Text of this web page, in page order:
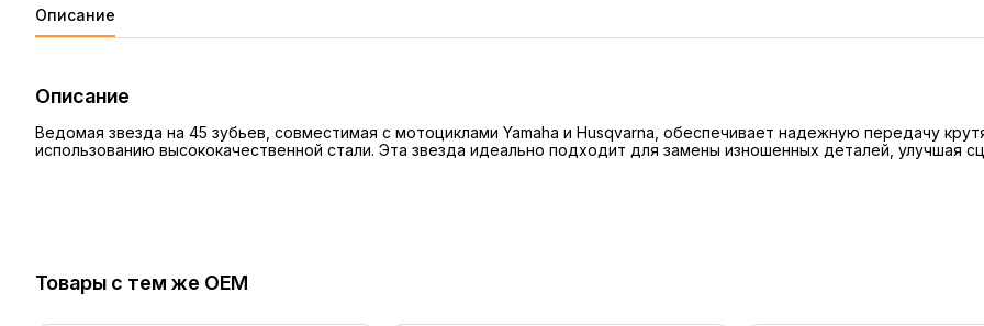
Описание
Описание
Ведомая звезда на 45 зубьев, совместимая с мотоциклами Yamaha и Husqvarna, обеспечивает надежную передачу
использованию высококачественной стали. Эта звезда идеально подходит для замены изношенных деталей, улучшая
Товары с тем же OEM